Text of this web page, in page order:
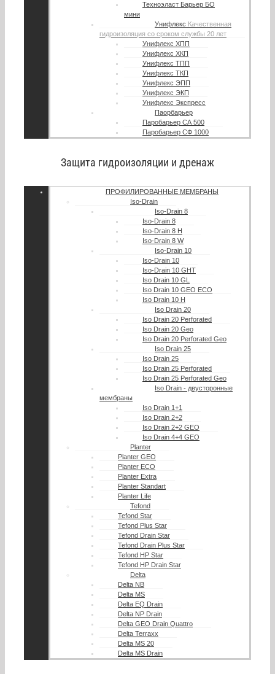
Техноэласт Барьер БО
мини
Унифлекс Качественная
гидроизоляция со сроком службы 20 лет
Унифлекс ХПП
Унифлекс ХКП
Унифлекс ТПП
Унифлекс ТКП
Унифлекс ЭПП
Унифлекс ЭКП
Унифлекс Экспресс
Паорбарьер
Паробарьер СА 500
Паробарьер СФ 1000
Защита гидроизоляции и дренаж
ПРОФИЛИРОВАННЫЕ МЕМБРАНЫ
Iso-Drain
Iso-Drain 8
Iso-Drain 8
Iso-Drain 8 Н
Iso-Drain 8 W
Iso-Drain 10
Iso-Drain 10
Iso-Drain 10 GHT
Iso Drain 10 GL
Iso Drain 10 GEO ECO
Iso Drain 10 H
Iso Drain 20
Iso Drain 20 Perforated
Iso Drain 20 Geo
Iso Drain 20 Perforated Geo
Iso Drain 25
Iso Drain 25
Iso Drain 25 Perforated
Iso Drain 25 Perforated Geo
Iso Drain - двусторонные
мембраны
Iso Drain 1+1
Iso Drain 2+2
Iso Drain 2+2 GEO
Iso Drain 4+4 GEO
Planter
Planter GEO
Planter ECO
Planter Extra
Planter Standart
Planter Life
Tefond
Tefond Star
Tefond Plus Star
Tefond Drain Star
Tefond Drain Plus Star
Tefond HP Star
Tefond HP Drain Star
Delta
Delta NB
Delta MS
Delta EQ Drain
Delta NP Drain
Delta GEO Drain Quattro
Delta Terraxx
Delta MS 20
Delta MS Drain